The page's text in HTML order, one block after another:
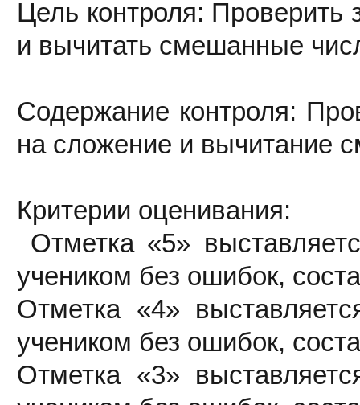
Цель контроля: Проверить
и вычитать смешанные
Содержание контроля:
на сложение и вычитание
Критерии оценивания:
Отметка «5»
учеником без ошибок,
Отметка «4»
учеником без ошибок,
Отметка «3»